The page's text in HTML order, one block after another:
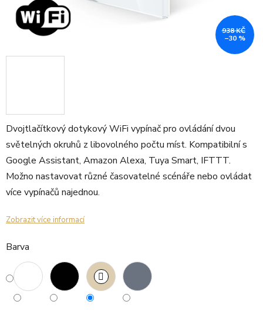
Dvojtlačítkový dotykový WiFi vypínač pro ovládání dvou
světelných okruhů z libovolného počtu míst. Kompatibilní s
Google Assistant, Amazon Alexa, Tuya Smart, IFTTT.
Možno nastavovat různé časovatelné scénáře nebo ovládat
více vypínačů najednou.
Zobrazit více informací
Barva
938 KČ
–30 %